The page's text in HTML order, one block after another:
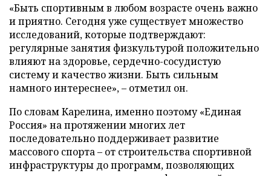
«Быть спортивным в любом возрасте очень важно
и приятно. Сегодня уже существует множество
исследований, которые подтверждают:
регулярные занятия физкультурой положительно
влияют на здоровье, сердечно-сосудистую
систему и качество жизни. Быть сильным
намного интереснее», – отметил он.
По словам Карелина, именно поэтому «Единая
Россия» на протяжении многих лет
последовательно поддерживает развитие
массового спорта – от строительства спортивной
инфраструктуры до программ, позволяющих